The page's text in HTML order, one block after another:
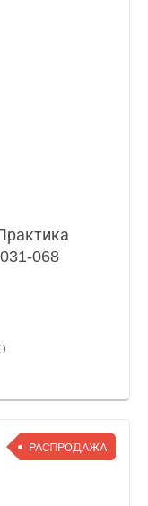
068
РАСПРОДАЖА